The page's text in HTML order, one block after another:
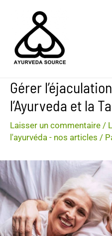
contenu
Gérer
l’Ayurveda et la
Laisser un commentaire /
l'ayurvéda - nos articles /